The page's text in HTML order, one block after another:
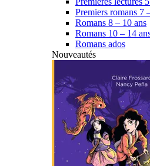
Premiers romans 7
Romans 8 – 10 ans
Romans 10 – 14
Romans ados
Nouveautés